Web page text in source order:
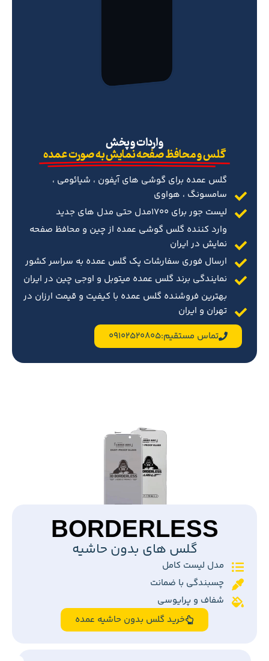
‌واردات و پخش
گلس و محافظ صفحه نمایش به صورت عمده
گلس عمده برای گوشی های آیفون ، شیائومی ،
سامسونگ ، هواوی
لیست جور برای 1700مدل حتی مدل های جدید
وارد کننده گلس گوشی عمده از چین و محافظ صفحه
نمایش در ایران
ارسال فوری سفارشات پک گلس عمده به سراسر کشور
نمایندگی برند گلس عمده میتوبل و اوجی چین در ایران
بهترین فروشنده گلس عمده با کیفیت و قیمت ارزان در
تهران و ایران
تماس مستقیم:09102520805
BORDERLESS
گلس های بدون حاشیه
مدل لیست کامل
چسبندگی با ضمانت
شفاف و پرایوسی
خرید گلس بدون حاشیه عمده